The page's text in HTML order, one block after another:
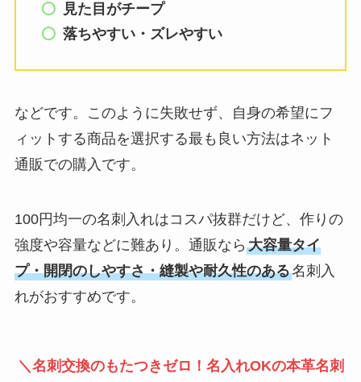
見た目がチープ
落ちやすい・ズレやすい
などです。このように失敗せず、自身の希望にフ
ィットする商品を選択する最も良い方法はネット
通販での購入です。
100円均一の名刺入れはコスパ抜群だけど、作りの
強度や容量などに難あり。通販なら 大容量タイ
プ・開閉のしやすさ・縫製や耐久性のある名刺入
れがおすすめです。
＼名刺交換のもたつきゼロ！名入れOKの本革名刺